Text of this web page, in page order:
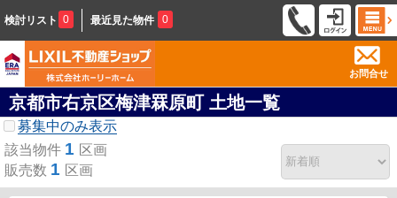
検討リスト 0 最近見た物件 0
お問合せ
京都市右京区梅津罧原町 土地一覧
募集中のみ表示
該当物件 1 区画
販売数 1 区画